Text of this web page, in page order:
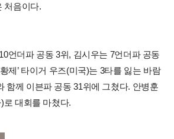
처음이다.
언더파 공동 3위, 김시우는 7언더파 공동
제’ 타이거 우즈(미국)는 3타를 잃는 바람
함께 이븐파 공동 31위에 그쳤다. 안병훈
로 대회를 마쳤다.